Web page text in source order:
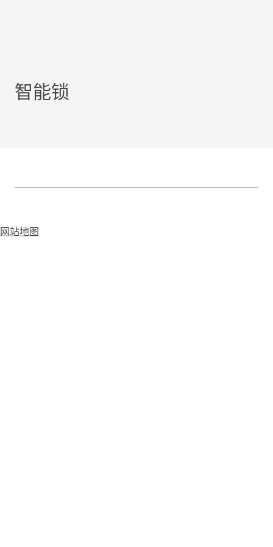
智能锁
网站地图